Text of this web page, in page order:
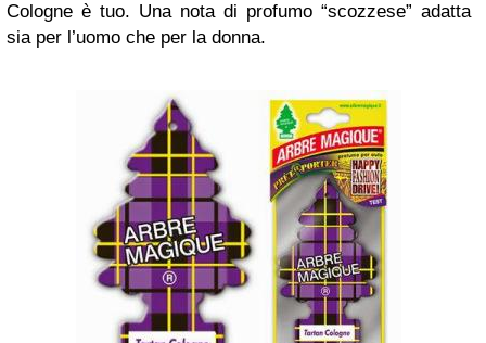
Cologne è tuo. Una nota di profumo “scozzese” adatta
sia per l’uomo che per la donna.